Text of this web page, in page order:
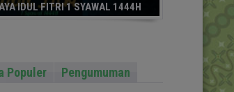
IDUL FITRI 1 SYAWAL 1444H
Populer Pengumuman